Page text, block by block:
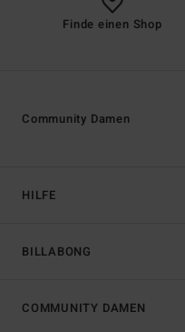
Finde einen Shop
HILFE
BILLABONG
Community Damen
COMMUNITY DAMEN